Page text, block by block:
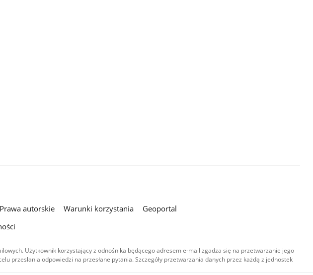
Prawa autorskie Warunki korzystania
Geoportal
Użytkownik korzystający z odnośnika będącego adresem e-mail zgadza się na przetwarzanie jego
przesłania odpowiedzi na przesłane pytania. Szczegóły przetwarzania danych przez każdą z jednostek